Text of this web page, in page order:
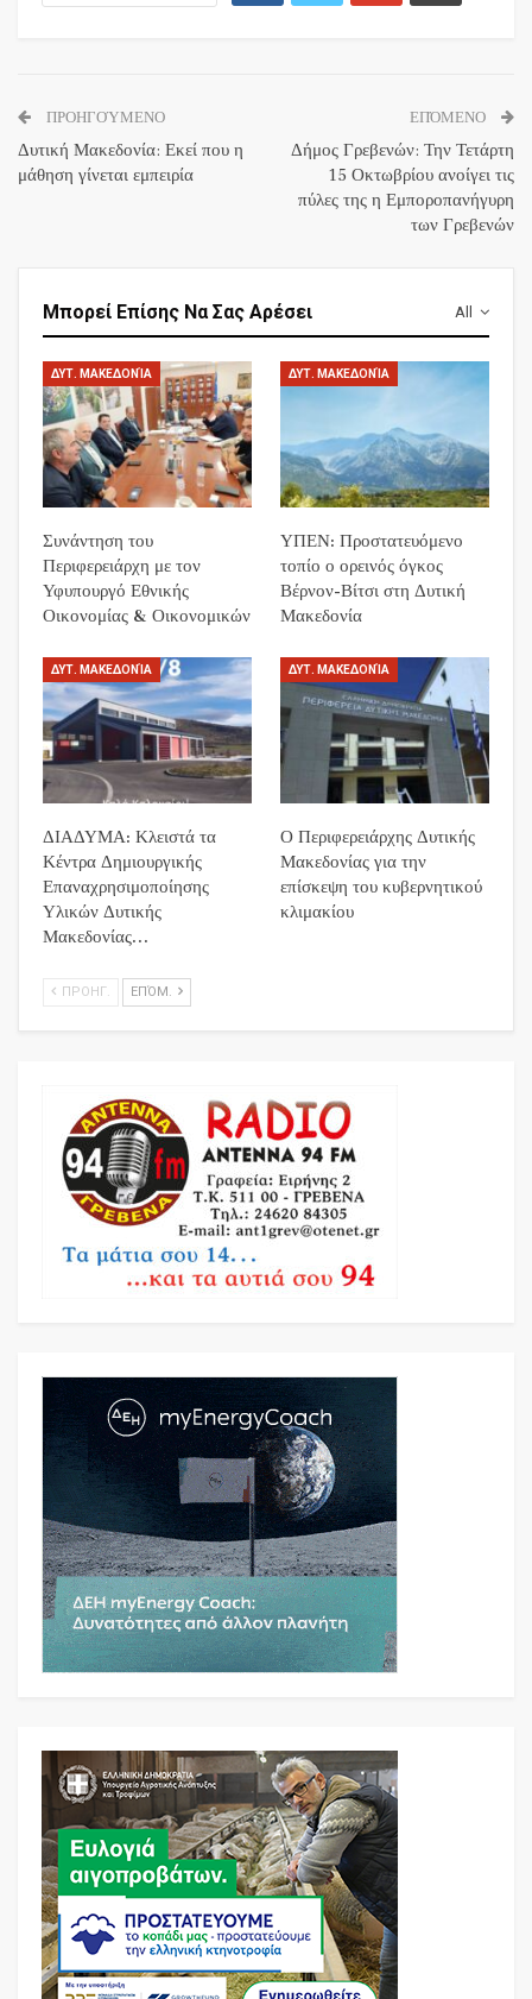
ΠΡΟΗΓΟΎΜΕΝΟ
Δυτική Μακεδονία: Εκεί που η
μάθηση γίνεται εμπειρία
ΕΠΌΜΕΝΟ
Δήμος Γρεβενών: Την Τετάρτη
15 Οκτωβρίου ανοίγει τις
πύλες της η Εμποροπανήγυρη
των Γρεβενών
All
Μπορεί Επίσης Να Σας Αρέσει
ΔΥΤ. ΜΑΚΕΔΟΝΊΑ
Συνάντηση του
Περιφερειάρχη με τον
Υφυπουργό Εθνικής
Οικονομίας & Οικονομικών
ΔΥΤ. ΜΑΚΕΔΟΝΊΑ
ΥΠΕΝ: Προστατευόμενο
τοπίο ο ορεινός όγκος
Βέρνον-Βίτσι στη Δυτική
Μακεδονία
ΔΥΤ. ΜΑΚΕΔΟΝΊΑ
ΔΙΑΔΥΜΑ: Κλειστά τα
Κέντρα Δημιουργικής
Επαναχρησιμοποίησης
Υλικών Δυτικής
Μακεδονίας…
ΔΥΤ. ΜΑΚΕΔΟΝΊΑ
Ο Περιφερειάρχης Δυτικής
Μακεδονίας για την
επίσκεψη του κυβερνητικού
κλιμακίου
ΠΡΟΗΓ. ΕΠΌΜ.